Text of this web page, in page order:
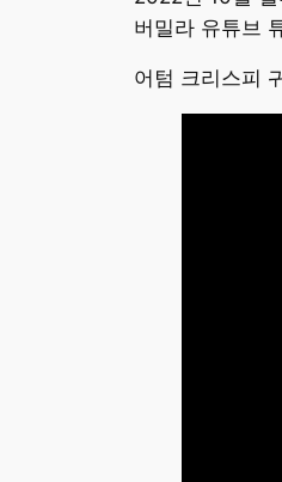
버밀라 유튜브
어텀 크리스피